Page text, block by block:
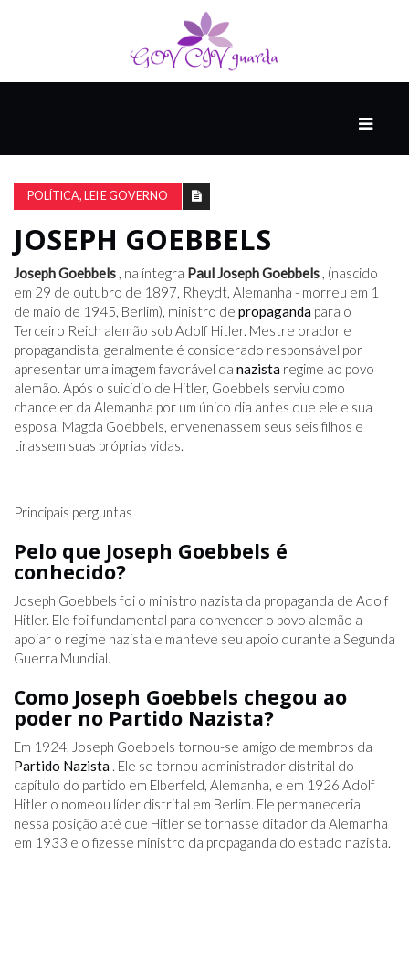
DO
THINK
COMPANHEIRO
COMEÇA
COM
UM
ESTRONDO
POLÍTICA, LEI E GOVERNO
JOSEPH GOEBBELS
Joseph Goebbels , na íntegra Paul Joseph Goebbels , (nascido
em 29 de outubro de 1897, Rheydt, Alemanha - morreu em 1
de maio de 1945, Berlim), ministro de propaganda para o
Terceiro Reich alemão sob Adolf Hitler. Mestre orador e
propagandista, geralmente é considerado responsável por
apresentar uma imagem favorável da nazista regime ao povo
alemão. Após o suicídio de Hitler, Goebbels serviu como
chanceler da Alemanha por um único dia antes que ele e sua
esposa, Magda Goebbels, envenenassem seus seis filhos e
tirassem suas próprias vidas.
Principais perguntas
Pelo que Joseph Goebbels é
conhecido?
Joseph Goebbels foi o ministro nazista da propaganda de Adolf
Hitler. Ele foi fundamental para convencer o povo alemão a
apoiar o regime nazista e manteve seu apoio durante a Segunda
Guerra Mundial.
Como Joseph Goebbels chegou ao
poder no Partido Nazista?
Em 1924, Joseph Goebbels tornou-se amigo de membros da
Partido Nazista . Ele se tornou administrador distrital do
capítulo do partido em Elberfeld, Alemanha, e em 1926 Adolf
Hitler o nomeou líder distrital em Berlim. Ele permaneceria
nessa posição até que Hitler se tornasse ditador da Alemanha
em 1933 e o fizesse ministro da propaganda do estado nazista.